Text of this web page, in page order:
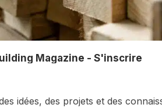
Magazine - S'inscrire
idées, des projets et des